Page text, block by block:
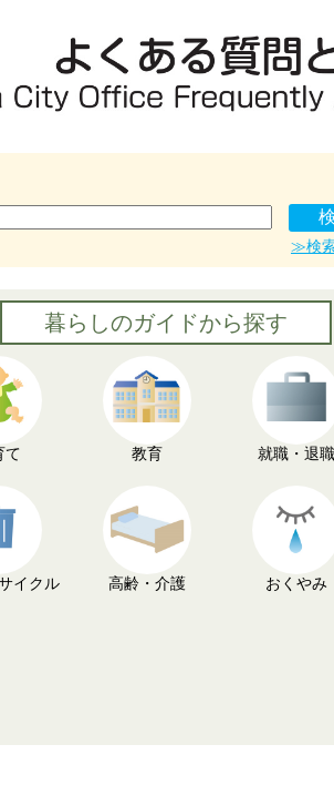
≫検
暮らしのガイドから探す
て 教育 就職・退職
イクル 高齢・介護 おくやみ